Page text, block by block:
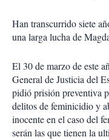
Han transcurrido siete
una larga lucha de
El 30 de marzo de este
General de Justicia del
pidió prisión preventiva
delitos de feminicidio y
inocente en el caso del
serán las que tienen la